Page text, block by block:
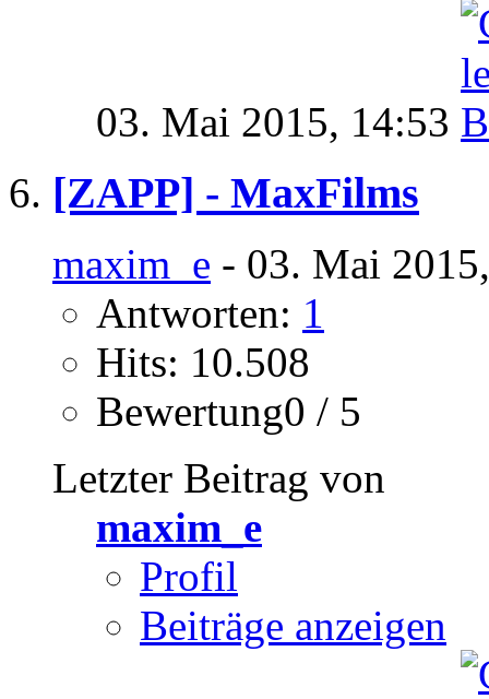
03. Mai 2015, 14:53
[ZAPP] - MaxFilms
maxim_e - 03. Mai
Antworten: 1
Hits: 10.508
Bewertung0 / 5
Letzter Beitrag von
maxim_e
Profil
Beiträge anzeigen